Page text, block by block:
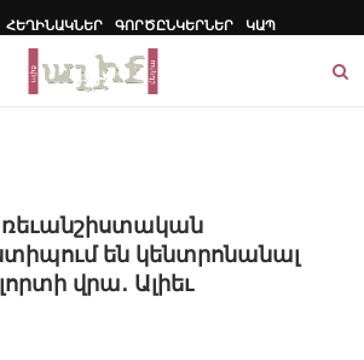
ՀԵՂԻՆԱԿՆԵՐ ԳՈՐԾԸՆԿԵՐՆԵՐ ԿԱՊ
են կենտրոնանալ
վրա․ Ալիեւ